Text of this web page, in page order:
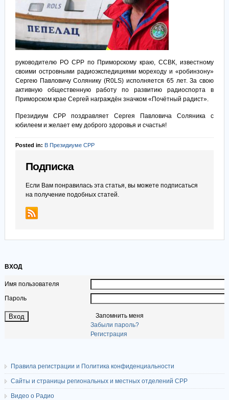
руководителю РО СРР по Приморскому краю, ССВК, известному
своими островными радиоэкспедициями мореходу и «робинзону»
Сергею Павловичу Солянику (R0LS) исполняется 65 лет. За свою
активную общественную работу по развитию радиоспорта в
Приморском крае Сергей награждён значком «Почётный радист».
Президиум СРР поздравляет Сергея Павловича Соляника с
юбилеем и желает ему доброго здоровья и счастья!
Posted in: В Президиуме СРР
Подписка
Если Вам понравилась эта статья, вы можете подписаться
на получение подобных статей.
ВХОД
Имя пользователя
Пароль
Запомнить меня
Забыли пароль?
Регистрация
Правила регистрации и Политика конфиденциальности
Сайты и страницы региональных и местных отделений СРР
Видео о Радио